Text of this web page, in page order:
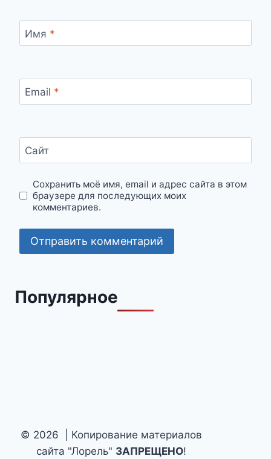
Имя *
Email *
Сайт
Сохранить моё имя, email и адрес сайта в этом
браузере для последующих моих
комментариев.
Популярное
© 2026 | Копирование материалов
сайта "Лорель" ЗАПРЕЩЕНО!